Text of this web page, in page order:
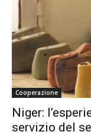
Cooperazione
Niger:
servizio del